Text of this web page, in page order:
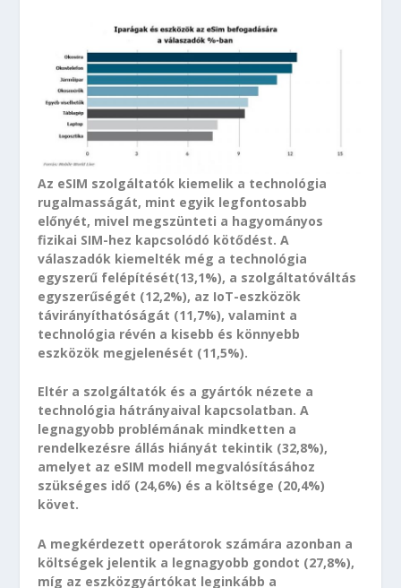
Az eSIM szolgáltatók kiemelik a technológia
rugalmasságát, mint egyik legfontosabb
előnyét, mivel megszünteti a hagyományos
fizikai SIM-hez kapcsolódó kötődést. A
válaszadók kiemelték még a technológia
egyszerű felépítését(13,1%), a szolgáltatóváltás
egyszerűségét (12,2%), az IoT-eszközök
távirányíthatóságát (11,7%), valamint a
technológia révén a kisebb és könnyebb
eszközök megjelenését (11,5%).
Eltér a szolgáltatók és a gyártók nézete a
technológia hátrányaival kapcsolatban. A
legnagyobb problémának mindketten a
rendelkezésre állás hiányát tekintik (32,8%),
amelyet az eSIM modell megvalósításához
szükséges idő (24,6%) és a költsége (20,4%)
követ.
A megkérdezett operátorok számára azonban a
költségek jelentik a legnagyobb gondot (27,8%),
míg az eszközgyártókat leginkább a